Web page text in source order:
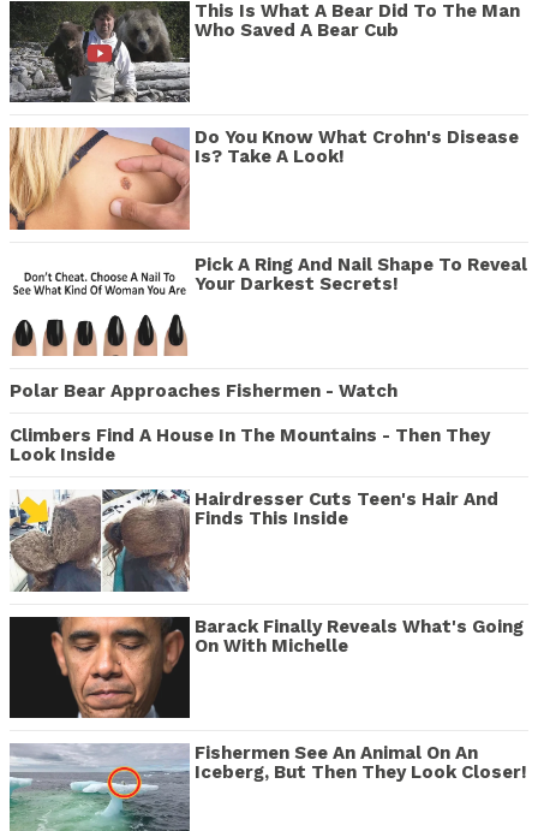
This Is What A Bear Did To The Man
Who Saved A Bear Cub
Do You Know What Crohn's Disease
Is? Take A Look!
Pick A Ring And Nail Shape To Reveal
Your Darkest Secrets!
Polar Bear Approaches Fishermen - Watch
Climbers Find A House In The Mountains - Then They
Look Inside
Hairdresser Cuts Teen's Hair And
Finds This Inside
Barack Finally Reveals What's Going
On With Michelle
Fishermen See An Animal On An
Iceberg, But Then They Look Closer!